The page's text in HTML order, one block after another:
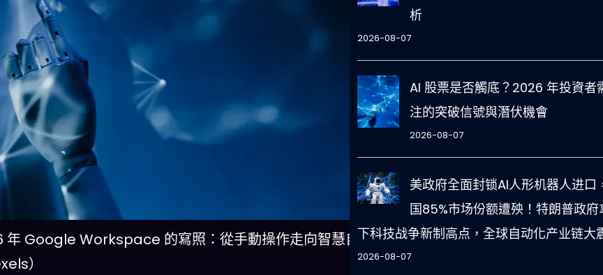
Google Workspace 的寫照：從手動操作走向智慧自
）
析
2026-08-07
AI 股票是否觸底？2026 年投資者
注的突破信號與潛伏機會
2026-08-07
美政府全面封锁AI人形机器人进口
国85%市场份额遭殃！特朗普政府
下科技战争新制高点，全球自动化产业链大
2026-08-07